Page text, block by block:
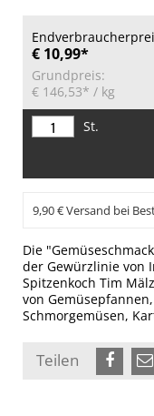
€ 10,99*
Grundpreis:
€ 146,53* / kg
St.
9,90 € Versand bei
Die
der Gewürzlinie von
Spitzenkoch Tim
von
Schmorgemüsen,
Teilen